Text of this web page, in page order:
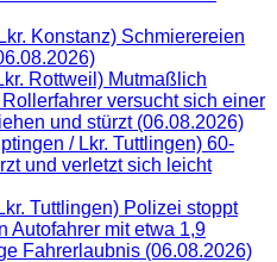
Konstanz) Schmierereien
Rottweil) Mutmaßlich
versucht sich einer
und stürzt (06.08.2026)
/ Lkr. Tuttlingen) 60-
und verletzt sich leicht
Tuttlingen) Polizei stoppt
Autofahrer mit etwa 1,9
Fahrerlaubnis (06.08.2026)